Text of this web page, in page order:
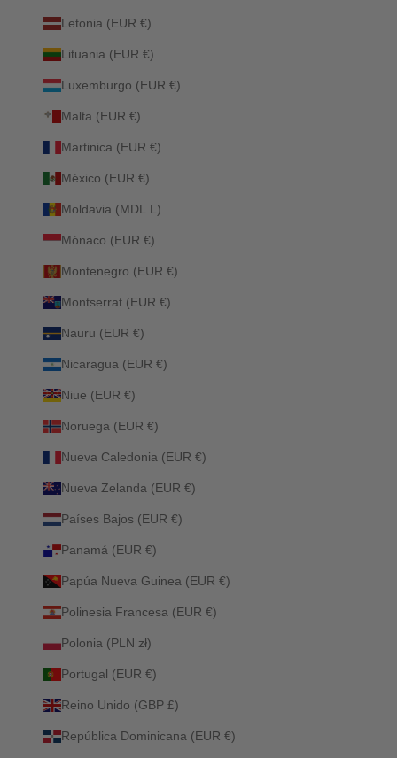
Letonia (EUR €)
Lituania (EUR €)
Luxemburgo (EUR €)
Malta (EUR €)
Martinica (EUR €)
México (EUR €)
Moldavia (MDL L)
Mónaco (EUR €)
Montenegro (EUR €)
Montserrat (EUR €)
Nauru (EUR €)
Nicaragua (EUR €)
Niue (EUR €)
Noruega (EUR €)
Nueva Caledonia (EUR €)
Nueva Zelanda (EUR €)
Países Bajos (EUR €)
Panamá (EUR €)
Papúa Nueva Guinea (EUR €)
Polinesia Francesa (EUR €)
Polonia (PLN zł)
Portugal (EUR €)
Reino Unido (GBP £)
República Dominicana (EUR €)